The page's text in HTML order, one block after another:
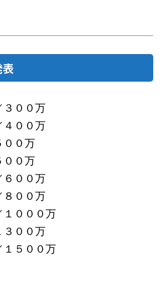
３００万
４００万
００万
００万
６００万
８００万
１０００万
３００万
１５００万